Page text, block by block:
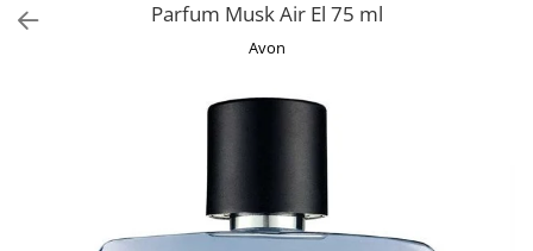
Parfum Musk Air El 75 ml
Avon